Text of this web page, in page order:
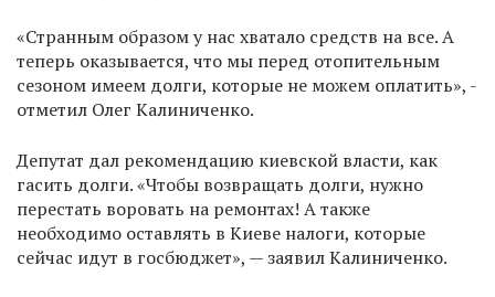
«Странным образом у нас хватало средств на все. А
теперь оказывается, что мы перед отопительным
сезоном имеем долги, которые не можем оплатить», -
отметил Олег Калиниченко.
Депутат дал рекомендацию киевской власти, как
гасить долги. «Чтобы возвращать долги, нужно
перестать воровать на ремонтах! А также
необходимо оставлять в Киеве налоги, которые
сейчас идут в госбюджет», — заявил Калиниченко.